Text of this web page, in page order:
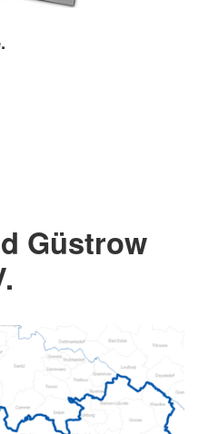
Güstrow